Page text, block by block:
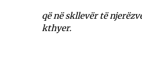
që në skllevër të
kthyer.